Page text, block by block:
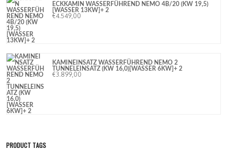
ECKKAMIN WASSERFÜHREND NEMO 4B/20 (KW 19,5)
[WASSER 13KW]+ 2
€4.549,00
KAMINEINSATZ WASSERFÜHREND NEMO 2
TUNNELEINSATZ (KW 16,0)[WASSER 6KW]+ 2
€3.899,00
PRODUCT TAGS